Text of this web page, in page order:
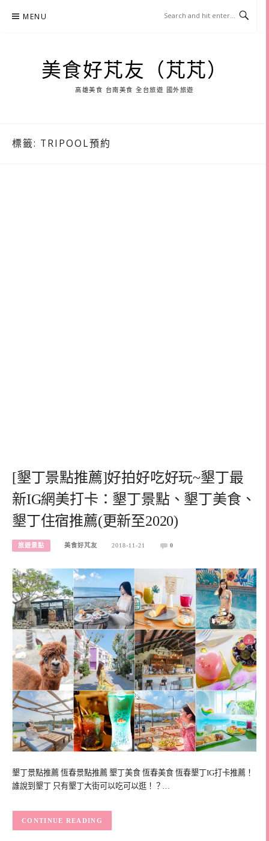
MENU
美食好芃友（芃芃）
高雄美食 台南美食 全台旅遊 國外旅遊
標籤: TRIPOOL預約
[墾丁景點推薦]好拍好吃好玩~墾丁最
新IG網美打卡：墾丁景點、墾丁美食、
墾丁住宿推薦(更新至2020)
旅遊景點 美食好芃友 2018-11-21 0
墾丁景點推薦 恆春景點推薦 墾丁美食 恆春美食 恆春墾丁IG打卡推薦！
誰說到墾丁 只有墾丁大街可以吃可以逛！？…
CONTINUE READING